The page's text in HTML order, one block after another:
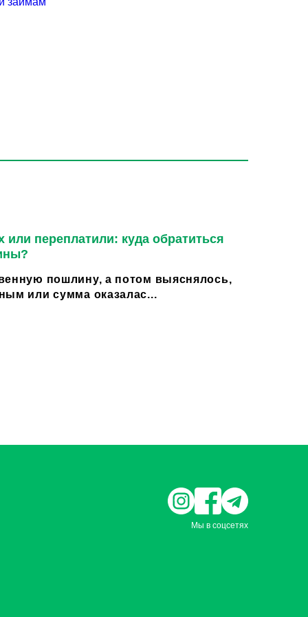
переплатили: куда обратиться
пошлину, а потом выяснялось,
или сумма оказалас...
Мы в соцсетях